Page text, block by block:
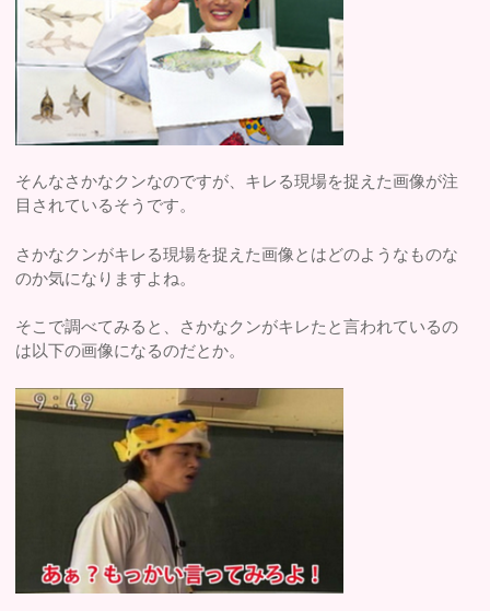
そんなさかなクンなのですが、キレる現場を捉えた画像が注
目されているそうです。
さかなクンがキレる現場を捉えた画像とはどのようなものな
のか気になりますよね。
そこで調べてみると、さかなクンがキレたと言われているの
は以下の画像になるのだとか。